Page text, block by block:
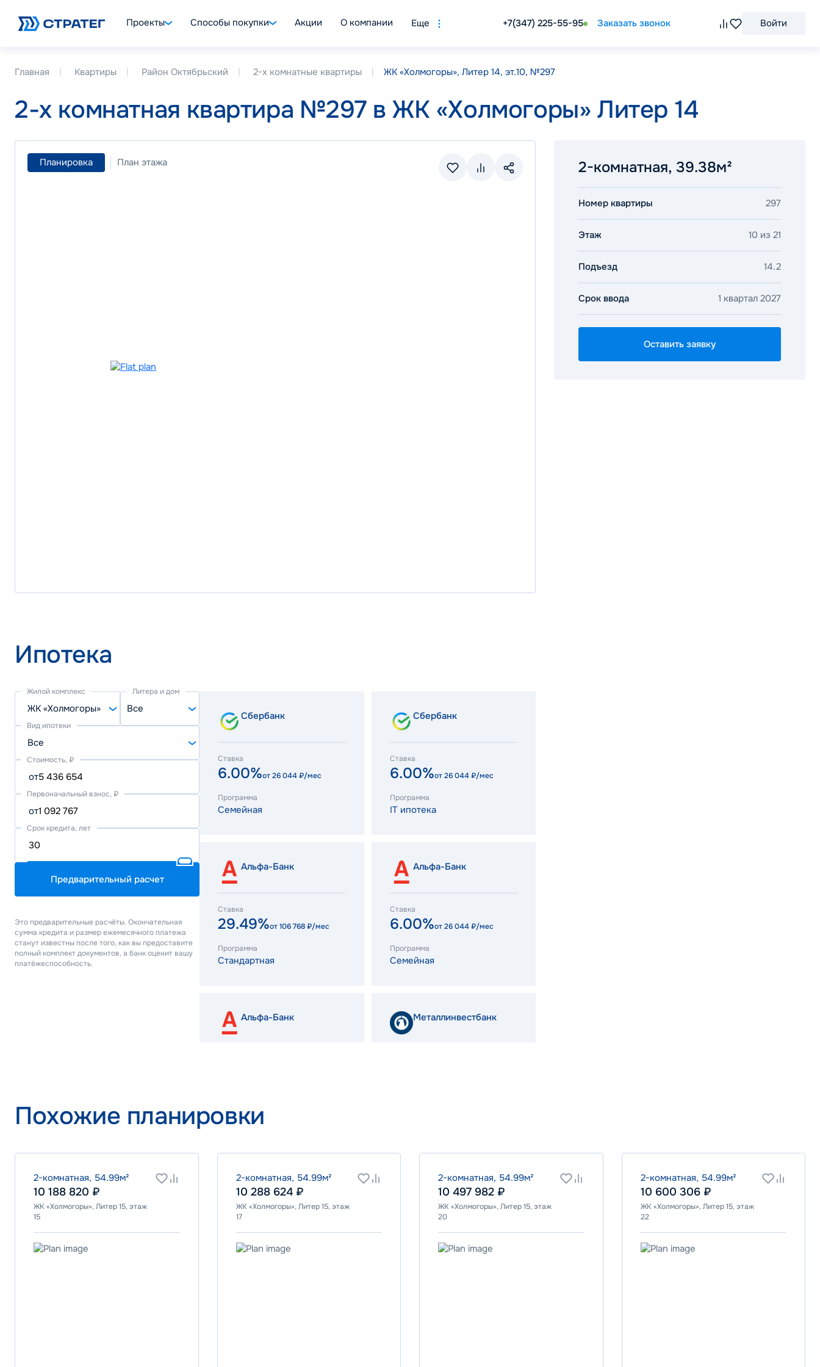
Проекты Способы покупки Акции О компании Еще +7(347) 225-55-95 Заказать звонок Войти
Главная Квартиры Район Октябрьский 2-х комнатные квартиры ЖК «Холмогоры», Литер 14, эт.10, №297
2-х комнатная квартира №297 в ЖК «Холмогоры» Литер 14
Планировка План этажа
Ипотека
Жилой комплекс
ЖК «Холмогоры»
Литера и дом
Все
Вид ипотеки
Все
Стоимость, ₽
от
Первоначальный взнос, ₽
от
Срок кредита, лет
Предварительный расчет
Это предварительные расчёты. Окончательная
сумма кредита и размер ежемесячного платежа
станут известны после того, как вы предоставите
полный комплект документов, а банк оценит вашу
платёжеспособность.
Сбербанк
Ставка
6.00%от26 044₽/мес
Программа
Семейная
Сбербанк
Ставка
6.00%от26 044₽/мес
Программа
IT ипотека
Альфа-Банк
Ставка
29.49%от106 768₽/мес
Программа
Стандартная
Альфа-Банк
Ставка
6.00%от26 044₽/мес
Программа
Семейная
Альфа-Банк
IT ипотека
Металлинвестбанк
Ставка
24.00%
Программа
2-комнатная, 39.38м²
Номер квартиры 297
Этаж 10 из 21
Подъезд 14.2
Срок ввода 1 квартал 2027
Оставить заявку
Похожие планировки
2-комнатная, 54.99м²
10 188 820 ₽
ЖК «Холмогоры», Литер 15, этаж
15
2-комнатная, 54.99м²
10 288 624 ₽
ЖК «Холмогоры», Литер 15, этаж
17
2-комнатная, 54.99м²
10 497 982 ₽
ЖК «Холмогоры», Литер 15, этаж
20
2-комнатная, 54.99м²
10 600 306 ₽
ЖК «Холмогоры», Литер 15, этаж
22